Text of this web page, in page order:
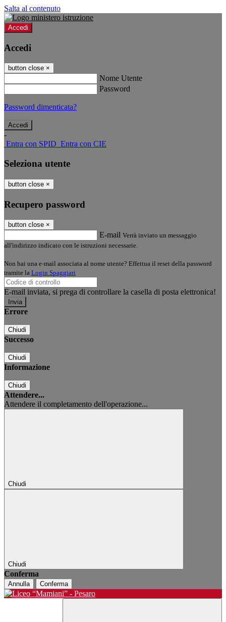
Salta al contenuto
Accedi
Accedi
button close ×
Nome Utente
Password
Password dimenticata?
-
Entra con SPID Entra con CIE
Seleziona utente
button close ×
Recupero password
button close ×
E-mail Verrà inviato un messaggio
all'indirizzo indicato con le istruzioni necessarie.
Non hai una e-mail associata al nome utente? Effettua il reset della password
tramite la Login Spaggiari
E-mail inviata, si prega di controllare la casella di posta elettronica!
Errore
Chiudi
Successo
Chiudi
Informazione
Chiudi
Attendere...
Attendere il completamento dell'operazione...
Chiudi
Chiudi
Conferma
Annulla Conferma